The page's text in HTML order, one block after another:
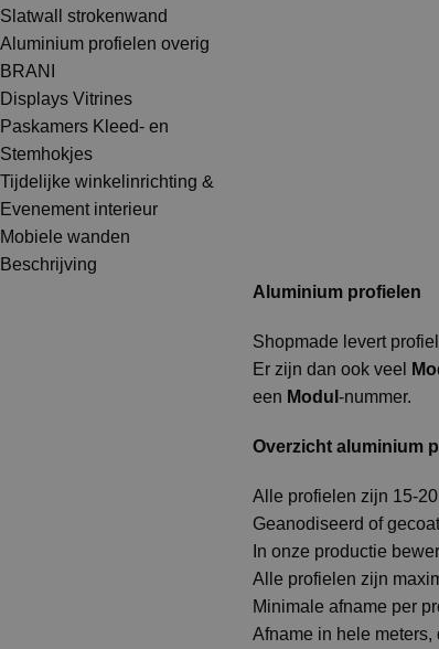
Slatwall strokenwand
Aluminium profielen overig
BRANI
Displays Vitrines
Paskamers Kleed- en
Stemhokjes
Tijdelijke winkelinrichting &
Evenement interieur
Mobiele wanden
Beschrijving
Aluminium profielen
Shopmade levert
Er zijn dan ook veel
een Modul -nummer.
Overzicht aluminium
Alle profielen zijn 15-
Geanodiseerd of
In onze productie
Alle profielen zijn
Minimale afname per
Afname in hele